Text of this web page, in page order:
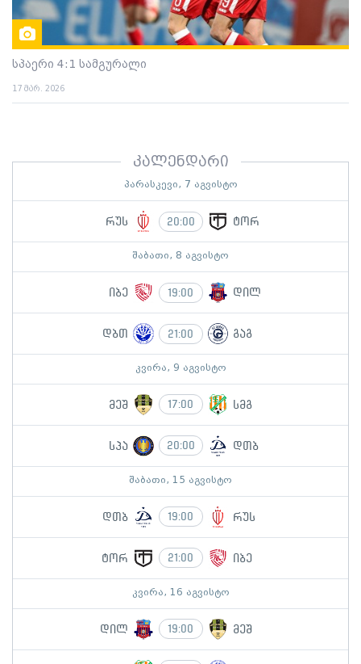
კალენდარი
პარასკევი, 7 აგვისტო
რუს 20:00 ტორ
შაბათი, 8 აგვისტო
იბე 19:00 დილ
დბთ 21:00 გაგ
კვირა, 9 აგვისტო
მეშ 17:00 სმგ
სპა 20:00 დთბ
შაბათი, 15 აგვისტო
დთბ 19:00 რუს
ტორ 21:00 იბე
კვირა, 16 აგვისტო
დილ 19:00 მეშ
სპაერი 4:1 სამგურალი
17 მარ. 2026